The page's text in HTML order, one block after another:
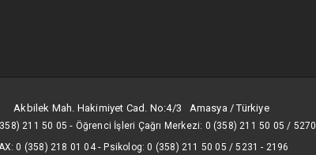
Akbilek Mah. Hakimiyet Cad. No:4/3 Amasya / Türkiye
211 50 05 - Öğrenci İşleri Çağrı Merkezi: 0 (358) 211 50 05 / 5270
0 (358) 218 01 04-Psikolog: 0 (358) 211 50 05 / 5231 - 2196